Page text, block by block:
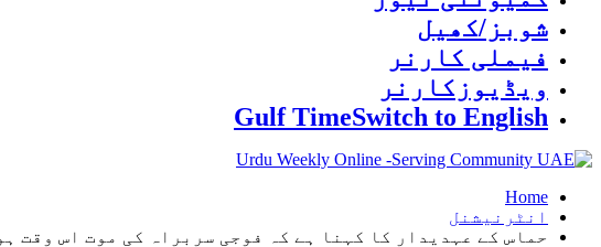
شوبز/کھیل
فیملی کارنر
ویڈیوزکارنر
Gulf TimeSwitch to English
Home
انٹرنیشنل
حماس کے عہدیدار کا کہنا ہے کہ فوجی سربراہ کی موت اس وقت